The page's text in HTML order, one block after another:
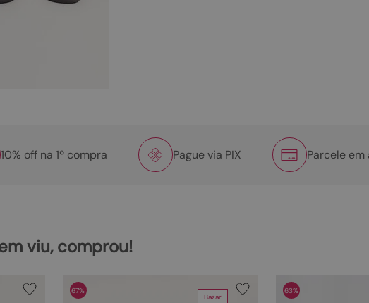
10% off na 1º compra Pague via PIX Parcele
viu, comprou!
Bazar
67% 63%